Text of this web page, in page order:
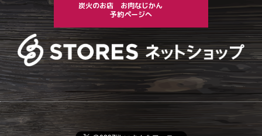
炭火のお店 お肉なじかん
予約ページへ